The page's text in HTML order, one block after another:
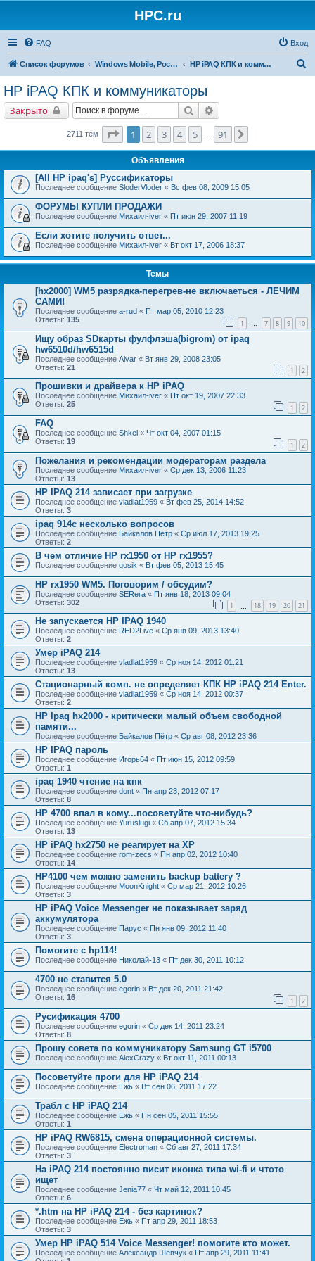
HPC.ru
FAQ Вход
Список форумов Windows Mobile, Pocket PC, MS Smartphone HP iPAQ КПК и коммуникаторы
HP iPAQ КПК и коммуникаторы
Закрыто Поиск
2711 тем Страница1 из
1 2 3 4 5 91
Объявления
[All HP ipaq's] Руссификаторы
Последнее сообщение SloderVloder « Вс фев 08, 2009 15:05
ФОРУМЫ КУПЛИ ПРОДАЖИ
Последнее сообщение Михаил-iver « Пт июн 29, 2007 11:19
Если хотите получить ответ...
Последнее сообщение Михаил-iver « Вт окт 17, 2006 18:37
Темы
[hx2000] WM5 разрядка-перегрев-не включаеться - ЛЕЧИМ
САМИ!
Последнее сообщение a-rud « Пт мар 05, 2010 12:23
Ответы: 135 1 … 7 8 9 10
Ищу образ SDкарты фулфлэша(bigrom) от ipaq
hw6510d/hw6515d
Последнее сообщение Alvar « Вт янв 29, 2008 23:05
Ответы: 21 1 2
Прошивки и драйвера к НР iPAQ
Последнее сообщение Михаил-iver « Пт окт 19, 2007 22:33
Ответы: 25 1 2
FAQ
Последнее сообщение Shkel « Чт окт 04, 2007 01:15
Ответы: 19 1 2
Пожелания и рекомендации модераторам раздела
Последнее сообщение Михаил-iver « Ср дек 13, 2006 11:23
Ответы: 13
HP IPAQ 214 зависает при загрузке
Последнее сообщение vladlat1959 « Вт фев 25, 2014 14:52
Ответы: 3
ipaq 914c несколько вопросов
Последнее сообщение Байкалов Пётр « Ср июл 17, 2013 19:25
Ответы: 2
В чем отличие HP rx1950 от HP rx1955?
Последнее сообщение gosik « Вт фев 05, 2013 15:45
HP rx1950 WM5. Поговорим / обсудим?
Последнее сообщение SERега « Пт янв 18, 2013 09:04
Ответы: 302 1 18 19 20 21
Не запускается HP IPAQ 1940
Последнее сообщение RED2Live « Ср янв 09, 2013 13:40
Ответы: 2
Умер iPAQ 214
Последнее сообщение vladlat1959 « Ср ноя 14, 2012 01:21
Ответы: 13
Стационарный комп. не определяет КПК HP iPAQ 214 Enter.
Последнее сообщение vladlat1959 « Ср ноя 14, 2012 00:37
Ответы: 2
HP Ipaq hx2000 - критически малый объем свободной
памяти...
Последнее сообщение Байкалов Пётр « Ср авг 08, 2012 23:36
HP IPAQ пароль
Последнее сообщение Игорь64 « Пт июн 15, 2012 09:59
Ответы: 1
ipaq 1940 чтение на кпк
Последнее сообщение dont « Пн апр 23, 2012 07:17
Ответы: 8
HP 4700 впал в кому...посоветуйте что-нибудь?
Последнее сообщение Yuruslugi « Сб апр 07, 2012 15:34
Ответы: 13
HP iPAQ hx2750 не реагирует на ХР
Последнее сообщение rom-zecs « Пн апр 02, 2012 10:40
Ответы: 14
HP4100 чем можно заменить backup battery ?
Последнее сообщение MoonKnight « Ср мар 21, 2012 10:26
Ответы: 3
HP iPAQ Voice Messenger не показывает заряд
аккумулятора
Последнее сообщение Парус « Пн янв 09, 2012 11:40
Ответы: 3
Помогите с hp114!
Последнее сообщение Николай-13 « Пт дек 30, 2011 10:12
4700 не ставится 5.0
Последнее сообщение egorin « Вт дек 20, 2011 21:42
Ответы: 16 1 2
Русификация 4700
Последнее сообщение egorin « Ср дек 14, 2011 23:24
Ответы: 8
Прошу совета по коммуникатору Samsung GT i5700
Последнее сообщение AlexCrazy « Вт окт 11, 2011 00:13
Посоветуйте проги для НР iPAQ 214
Последнее сообщение Ежь « Вт сен 06, 2011 17:22
Трабл с HP iPAQ 214
Последнее сообщение Ежь « Пн сен 05, 2011 15:55
Ответы: 1
HP iPAQ RW6815, смена операционной системы.
Последнее сообщение Electroman « Сб авг 27, 2011 17:34
Ответы: 3
На iPAQ 214 постоянно висит иконка типа wi-fi и чтото
ищет
Последнее сообщение Jenia77 « Чт май 12, 2011 10:45
Ответы: 6
*.htm на HP iPAQ 214 - без картинок?
Последнее сообщение Ежь « Пт апр 29, 2011 18:53
Ответы: 3
Умер HP iPAQ 514 Voice Messenger! помогите кто может.
Последнее сообщение Александр Шевчук « Пт апр 29, 2011 11:41